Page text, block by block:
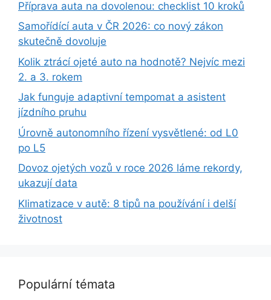
Příprava auta na dovolenou: checklist 10 kroků
Samořídící auta v ČR 2026: co nový zákon
skutečně dovoluje
Kolik ztrácí ojeté auto na hodnotě? Nejvíc mezi
2. a 3. rokem
Jak funguje adaptivní tempomat a asistent
jízdního pruhu
Úrovně autonomního řízení vysvětlené: od L0
po L5
Dovoz ojetých vozů v roce 2026 láme rekordy,
ukazují data
Klimatizace v autě: 8 tipů na používání i delší
životnost
Populární témata